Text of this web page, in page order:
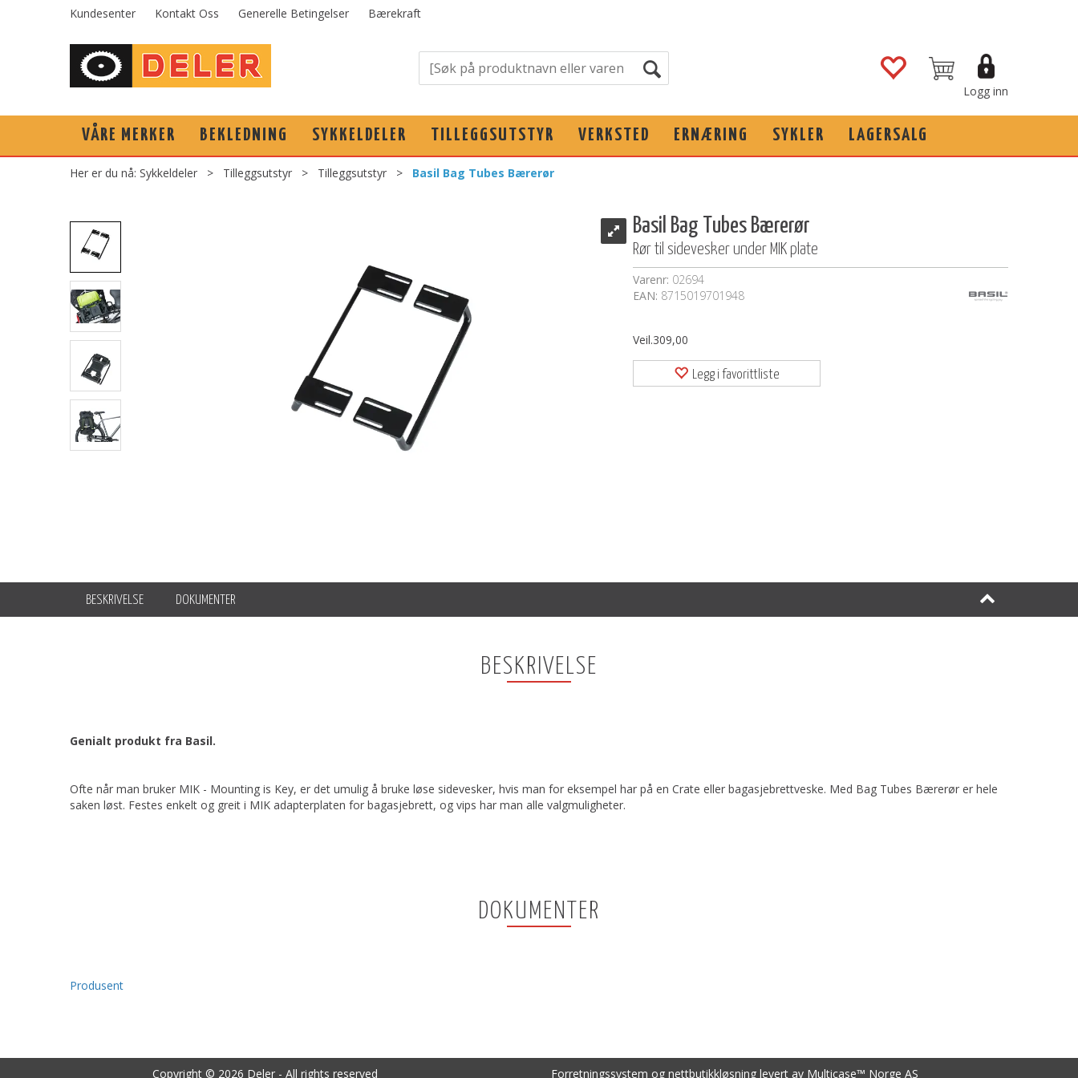
Kundesenter Kontakt Oss Generelle Betingelser Bærekraft
Logg inn
VÅRE MERKER BEKLEDNING SYKKELDELER TILLEGGSUTSTYR VERKSTED ERNÆRING SYKLER LAGERSALG
Her er du nå: Sykkeldeler > Tilleggsutstyr > Tilleggsutstyr > Basil Bag Tubes Bærerør
Basil Bag Tubes Bærerør
Rør til sidevesker under MIK plate
Varenr: 02694
EAN: 8715019701948
Veil.309,00
Legg i favorittliste
BESKRIVELSE DOKUMENTER
BESKRIVELSE
Genialt produkt fra Basil.
Ofte når man bruker MIK - Mounting is Key, er det umulig å bruke løse sidevesker, hvis man for eksempel har på en Crate eller bagasjebrettveske. Med Bag Tubes Bærerør er hele
saken løst. Festes enkelt og greit i MIK adapterplaten for bagasjebrett, og vips har man alle valgmuligheter.
DOKUMENTER
Produsent
Copyright © 2026 Deler - All rights reserved Forretningssystem og nettbutikkløsninglevert av Multicase™ Norge AS